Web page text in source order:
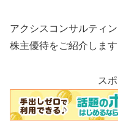
アクシスコンサルティ
株主優待をご紹介します
ス